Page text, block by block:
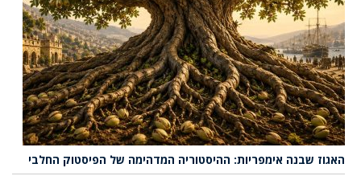
האגוז שבנה אימפריות: ההיסטוריה המדהימה של הפיסטוק החלבי